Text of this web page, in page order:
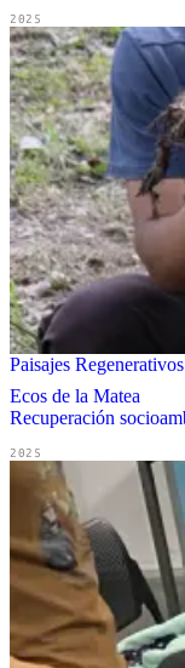
2025
Paisajes Regenerativos
Ecos de la Matea
Recuperación
2025